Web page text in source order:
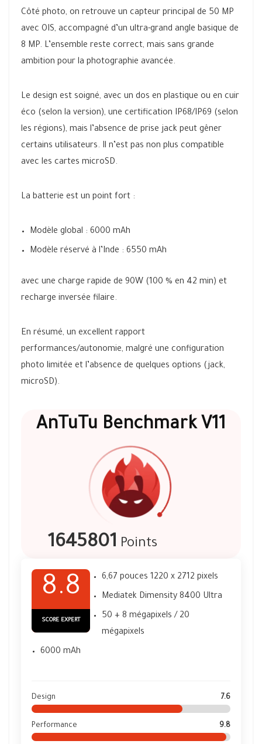
Côté photo, on retrouve un capteur principal de 50 MP
avec OIS, accompagné d’un ultra-grand angle basique de
8 MP. L’ensemble reste correct, mais sans grande
ambition pour la photographie avancée.
Le design est soigné, avec un dos en plastique ou en cuir
éco (selon la version), une certification IP68/IP69 (selon
les régions), mais l’absence de prise jack peut gêner
certains utilisateurs. Il n’est pas non plus compatible
avec les cartes microSD.
La batterie est un point fort :
Modèle global : 6000 mAh
Modèle réservé à l’Inde : 6550 mAh
avec une charge rapide de 90W (100 % en 42 min) et
recharge inversée filaire.
En résumé, un excellent rapport
performances/autonomie, malgré une configuration
photo limitée et l’absence de quelques options (jack,
microSD).
AnTuTu Benchmark V11
1645801 Points
8.8
SCORE EXPERT
6,67 pouces 1220 x 2712 pixels
Mediatek Dimensity 8400 Ultra
50 + 8 mégapixels / 20
mégapixels
6000 mAh
Design 7.6
Performance 9.8